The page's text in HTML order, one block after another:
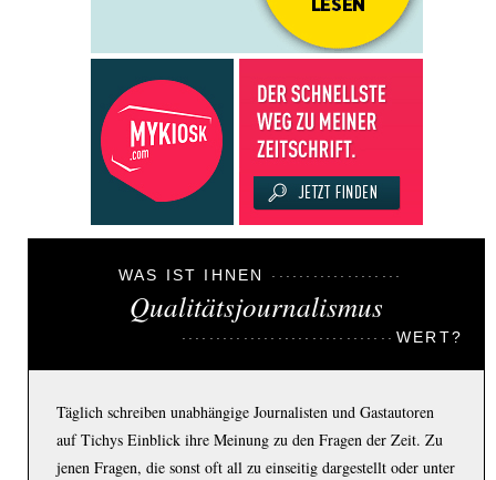
WAS IST IHNEN
Qualitätsjournalismus
WERT?
Täglich schreiben unabhängige Journalisten und Gastautoren
auf Tichys Einblick ihre Meinung zu den Fragen der Zeit. Zu
jenen Fragen, die sonst oft all zu einseitig dargestellt oder unter